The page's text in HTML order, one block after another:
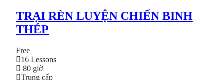
TRẠI RÈN LUYỆN CHIẾN BINH
THÉP
Free
16 Lessons
80 giờ
Trung cấp